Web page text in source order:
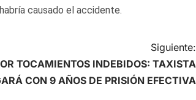
causado el accidente.
Siguiente:
TOCAMIENTOS INDEBIDOS: TAXISTA
CON 9 AÑOS DE PRISIÓN EFECTIVA